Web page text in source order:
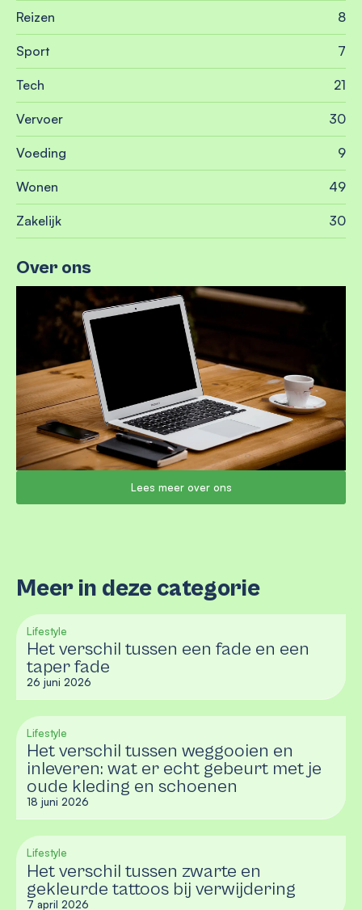
Reizen 8
Sport 7
Tech 21
Vervoer 30
Voeding 9
Wonen 49
Zakelijk 30
Over ons
Lees meer over ons
Meer in deze categorie
Lifestyle
Het verschil tussen een fade en een
taper fade
26 juni 2026
Lifestyle
Het verschil tussen weggooien en
inleveren: wat er echt gebeurt met je
oude kleding en schoenen
18 juni 2026
Lifestyle
Het verschil tussen zwarte en
gekleurde tattoos bij verwijdering
7 april 2026